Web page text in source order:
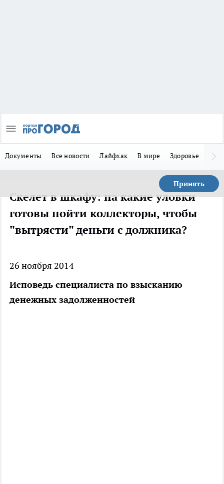
Документы Все новости Лайфхак В мире Здоровье
Принять
Скелет в шкафу: на какие уловки
готовы пойти коллекторы, чтобы
"вытрясти" деньги с должника?
26 ноября 2014
Исповедь специалиста по взысканию
денежных задолженностей